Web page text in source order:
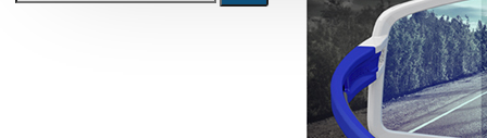
szerelő állvány, műhely és üzlet
Állvány, tároló, fali tartó konzol, kampó